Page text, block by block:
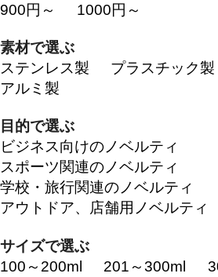
900円～
1000円～
素材で選ぶ
ステンレス製
プラスチック製
アルミ製
目的で選ぶ
ビジネス向けのノベルティ
スポーツ関連のノベルティ
学校・旅行関連のノベルティ
アウトドア、店舗用ノベルティ
サイズで選ぶ
100～200ml
201～300ml